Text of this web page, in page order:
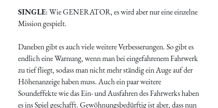
SINGLE: Wie GENERATOR, es wird aber nur eine einzelne
Mission gespielt.
Daneben gibt es auch viele weitere Verbesserungen. So gibt es
endlich eine Warnung, wenn man bei eingefahrenem Fahrwerk
zu tief fliegt, sodass man nicht mehr ständig ein Auge auf der
Höhenanzeige haben muss. Auch ein paar weitere
Soundeffekte wie das Ein- und Ausfahren des Fahrwerks haben
es ins Spiel geschafft. Gewöhnungsbedürftig ist aber, dass nun